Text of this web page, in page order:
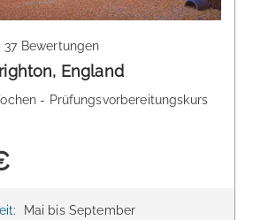
37 Bewertungen
England
- Prüfungsvorbereitungskurs
Mai bis September